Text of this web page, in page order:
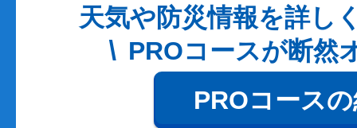
天気や防災情報を詳し
PROコースが断然
PROコース